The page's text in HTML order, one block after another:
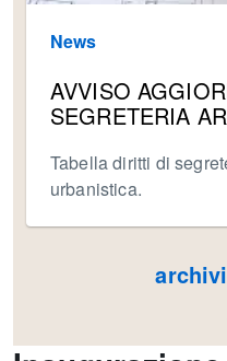
News
AVVISO
SEGRETERIA
Tabella diritti di
urbanistica.